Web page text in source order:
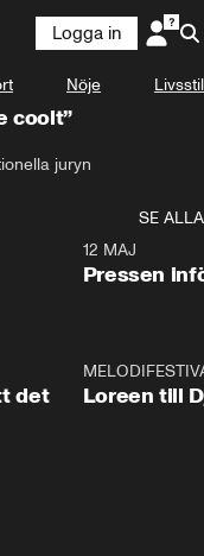
Logga in
Nöje Livsstil
coolt”
juryn
SE ALLA
12 MAJ
Pressen
det
Loreen till